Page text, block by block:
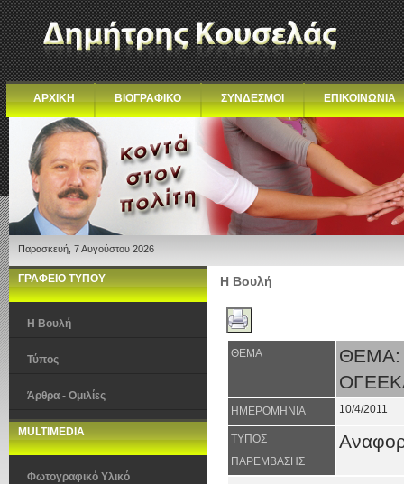
ΑΡΧΙΚΗ ΒΙΟΓΡΑΦΙΚΟ ΣΥΝΔΕΣΜΟΙ ΕΠΙΚΟΙΝΩΝΙΑ
Παρασκευή, 7 Αυγούστου 2026
ΓΡΑΦΕΙΟ ΤΥΠΟΥ
Η Βουλή
Τύπος
Άρθρα - Ομιλίες
MULTIMEDIA
Φωτογραφικό Υλικό
Η Βουλή
ΘΕΜΑ
ΘΕΜΑ:
ΗΜΕΡΟΜΗΝΙΑ 10/4/2011
ΤΥΠΟΣ
ΠΑΡΕΜΒΑΣΗΣ